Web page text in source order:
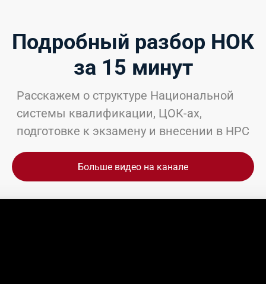
Подробный разбор НОК
за 15 минут
Расскажем о структуре Национальной
системы квалификации, ЦОК-ах,
подготовке к экзамену и внесении в НРС
Больше видео на канале